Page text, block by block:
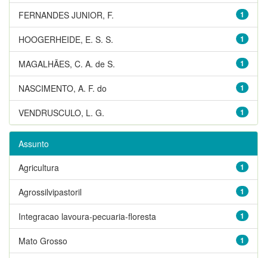
1
FERNANDES JUNIOR, F.
1
HOOGERHEIDE, E. S. S.
1
MAGALHÃES, C. A. de S.
1
NASCIMENTO, A. F. do
1
VENDRUSCULO, L. G.
Assunto
1
Agricultura
1
Agrossilvipastoril
1
Integracao lavoura-pecuaria-floresta
1
Mato Grosso